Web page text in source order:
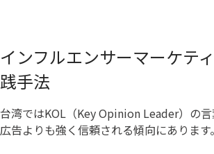
インフルエンサーマーケテ
践手法
台湾ではKOL（Key Opinion Leader）の
広告よりも強く信頼される傾向にあります。